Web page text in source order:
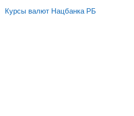
Курсы валют Нацбанка РБ